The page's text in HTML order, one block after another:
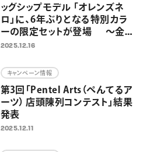
ッグシップモデル 「オレンズネ
ロ」に、6年ぶりとなる特別カラ
ーの限定セットが登場 ～金属
製の替芯ケースとホルダー式消
～
2025.12.16
キャンペーン情報
第3回「Pentel Arts（ぺんてるア
ーツ） 店頭陳列コンテスト」結果
発表
2025.12.11